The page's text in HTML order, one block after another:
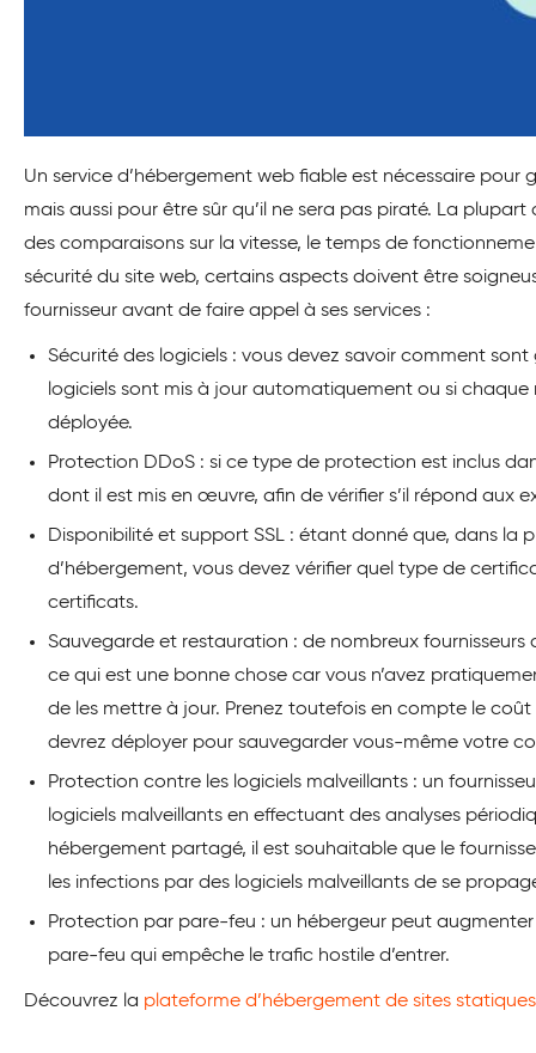
Un service d’hébergement web fiable est nécessaire
mais aussi pour être sûr qu’il ne sera pas piraté. La
des comparaisons sur la vitesse, le temps de
sécurité du site web, certains aspects doivent être
fournisseur avant de faire appel à ses services :
Sécurité des logiciels : vous devez savoir comment sont
logiciels sont mis à jour automatiquement ou si chaque
déployée.
Protection DDoS : si ce type de protection est inclus
dont il est mis en œuvre, afin de vérifier s’il répond aux
Disponibilité et support SSL : étant donné que, dans la
d’hébergement, vous devez vérifier quel type de
certificats.
Sauvegarde et restauration : de nombreux
ce qui est une bonne chose car vous n’avez
de les mettre à jour. Prenez toutefois en compte le
devrez déployer pour sauvegarder vous-même votre
Protection contre les logiciels malveillants : un
logiciels malveillants en effectuant des analyses
hébergement partagé, il est souhaitable que le
les infections par des logiciels malveillants de se
Protection par pare-feu : un hébergeur peut
pare-feu qui empêche le trafic hostile d’entrer.
Découvrez la plateforme d’hébergement de sites